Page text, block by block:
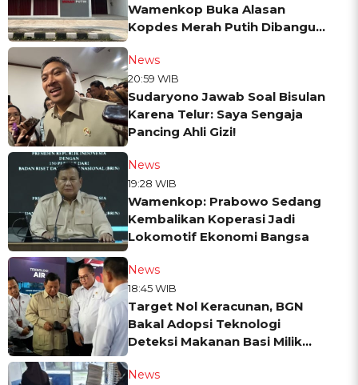
Wamenkop Buka Alasan
Kopdes Merah Putih Dibangun
News
20:59 WIB
Sudaryono Jawab Soal Bisulan
Karena Telur: Saya Sengaja
Pancing Ahli Gizi!
News
19:28 WIB
Wamenkop: Prabowo Sedang
Kembalikan Koperasi Jadi
Lokomotif Ekonomi Bangsa
News
18:45 WIB
Target Nol Keracunan, BGN
Bakal Adopsi Teknologi
Deteksi Makanan Basi Milik
News